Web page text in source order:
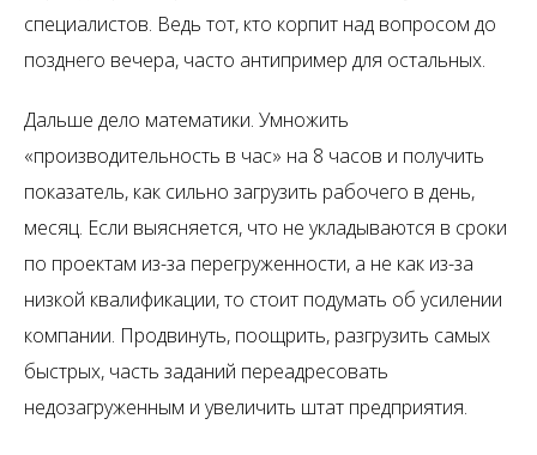
специалистов. Ведь тот, кто корпит над вопросом до
позднего вечера, часто антипример для остальных.
Дальше дело математики. Умножить
«производительность в час» на 8 часов и получить
показатель, как сильно загрузить рабочего в день,
месяц. Если выясняется, что не укладываются в сроки
по проектам из-за перегруженности, а не как из-за
низкой квалификации, то стоит подумать об усилении
компании. Продвинуть, поощрить, разгрузить самых
быстрых, часть заданий переадресовать
недозагруженным и увеличить штат предприятия.